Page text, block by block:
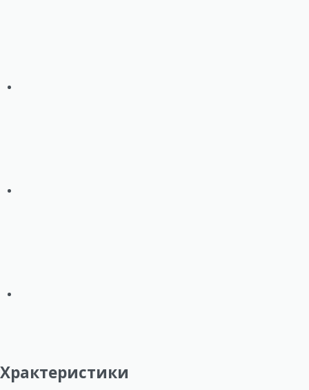
Храктеристики